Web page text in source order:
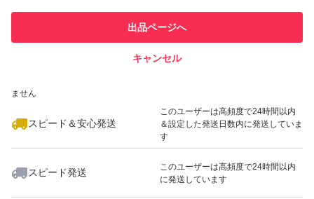
での取引実績があります
ません
スピード＆安心発送
このユーザーは高頻度で24時間以内
＆設定した発送日数内に発送していま
す
スピード発送
このユーザーは高頻度で24時間以内
に発送しています
出品ページへ
キャンセル
いいね！
3,500